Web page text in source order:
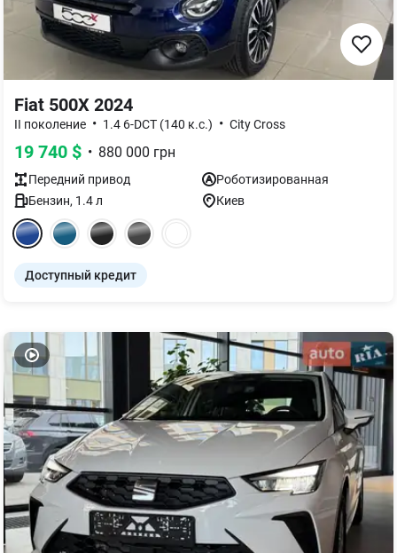
Fiat 500X 2024
II поколение • 1.4 6-DCT (140 к.с.) • City Cross
19 740 $ • 880 000 грн
Передний привод
Роботизированная
Бензин, 1.4л Киев
Доступный кредит